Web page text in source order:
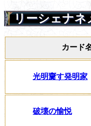
リーシェナネ
カード
光明齎す発明家
破壊の愉悦